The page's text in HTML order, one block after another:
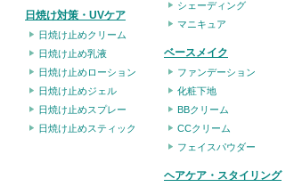
日焼け対策・UVケア
日焼け止めクリーム
日焼け止め乳液
日焼け止めローション
日焼け止めジェル
日焼け止めスプレー
日焼け止めスティック
シェーディング
マニキュア
ベースメイク
ファンデーション
化粧下地
BBクリーム
CCクリーム
フェイスパウダー
ヘアケア・スタイリング